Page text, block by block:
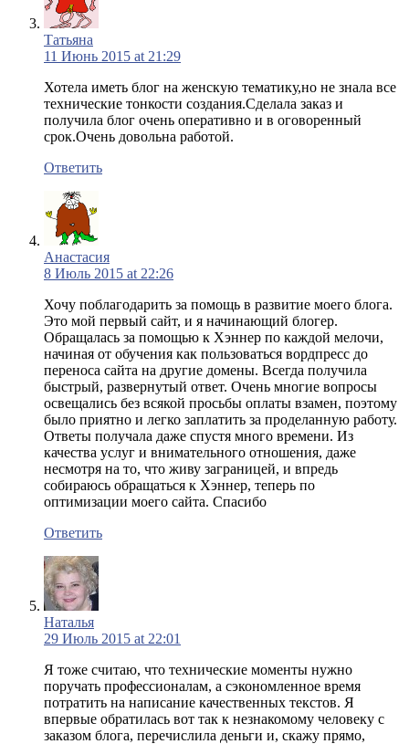
Татьяна
11 Июнь 2015 at 21:29
Хотела иметь блог на женскую тематику,но не знала все
технические тонкости создания.Сделала заказ и
получила блог очень оперативно и в оговоренный
срок.Очень довольна работой.
Ответить
Анастасия
8 Июль 2015 at 22:26
Хочу поблагодарить за помощь в развитие моего блога.
Это мой первый сайт, и я начинающий блогер.
Обращалась за помощью к Хэннер по каждой мелочи,
начиная от обучения как пользоваться вордпресс до
переноса сайта на другие домены. Всегда получила
быстрый, развернутый ответ. Очень многие вопросы
освещались без всякой просьбы оплаты взамен, поэтому
было приятно и легко заплатить за проделанную работу.
Ответы получала даже спустя много времени. Из
качества услуг и внимательного отношения, даже
несмотря на то, что живу заграницей, и впредь
собираюсь обращаться к Хэннер, теперь по
оптимизации моего сайта. Спасибо
Ответить
Наталья
29 Июль 2015 at 22:01
Я тоже считаю, что технические моменты нужно
поручать профессионалам, а сэкономленное время
потратить на написание качественных текстов. Я
впервые обратилась вот так к незнакомому человеку с
заказом блога, перечислила деньги и, скажу прямо,